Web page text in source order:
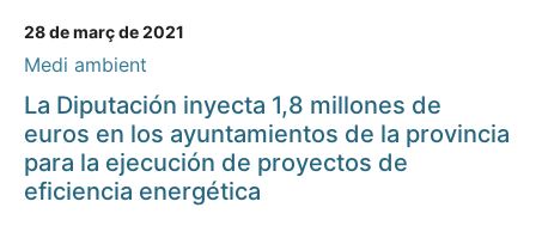
28 de març de 2021
Medi ambient
La Diputación inyecta 1,8 millones de
euros en los ayuntamientos de la provincia
para la ejecución de proyectos de
eficiencia energética